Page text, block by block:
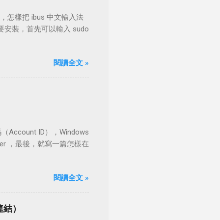
怎樣把 ibus 中文輸入法
安裝，首先可以輸入 sudo
閱讀全文 »
Account ID），Windows
，最後，就寫一篇怎樣在
閱讀全文 »
）